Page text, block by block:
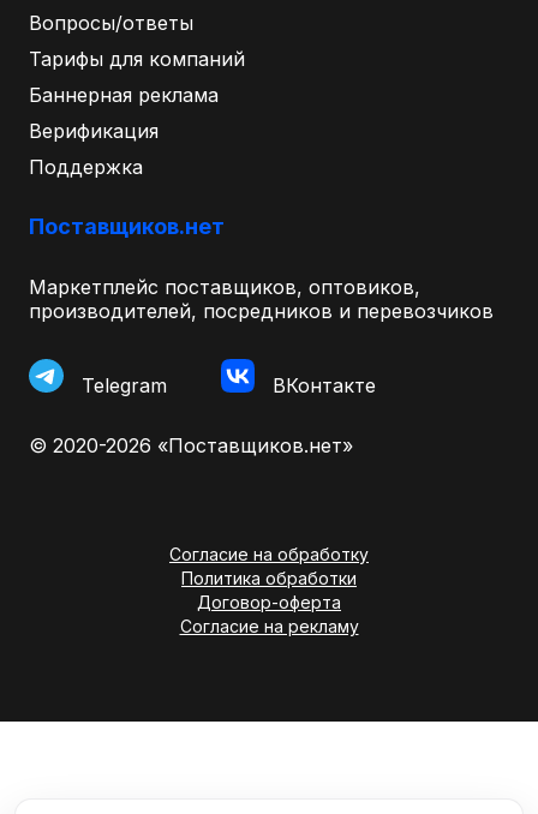
Вопросы/ответы
Тарифы для компаний
Баннерная реклама
Верификация
Поддержка
Поставщиков.нет
Маркетплейс поставщиков, оптовиков,
производителей, посредников и перевозчиков
Telegram ВКонтакте
© 2020-2026 «Поставщиков.нет»
Согласие на обработку
Политика обработки
Договор-оферта
Согласие на рекламу